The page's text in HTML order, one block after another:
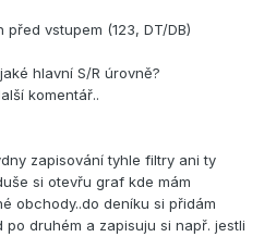
vstupem (123, DT/DB)
hlavní S/R úrovně?
komentář..
zapisování tyhle filtry ani ty
si otevřu graf kde mám
obchody..do deníku si přidám
druhém a zapisuju si např. jestli